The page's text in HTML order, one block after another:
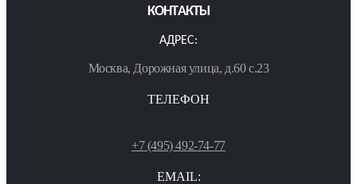
КОНТАКТЫ
АДРЕС:
Москва, Дорожная улица, д.60 с.23
ТЕЛЕФОН
+7 (495) 492-74-77
EMAIL: